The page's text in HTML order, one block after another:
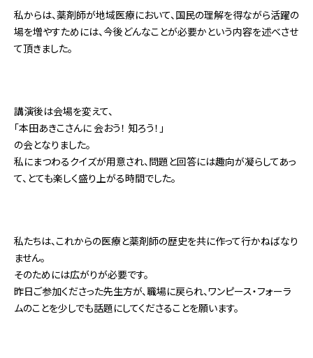
私からは、薬剤師が地域医療において、国民の理解を得ながら活躍の
場を増やすためには、今後どんなことが必要かという内容を述べさせ
て頂きました。
講演後は会場を変えて、
「本田あきこさんに 会おう！ 知ろう！」
の会となりました。
私にまつわるクイズが用意され、問題と回答には趣向が凝らしてあっ
て、とても楽しく盛り上がる時間でした。
私たちは、これからの医療と薬剤師の歴史を共に作って行かねばなり
ません。
そのためには広がりが必要です。
昨日ご参加くださった先生方が、職場に戻られ、ワンピース・フォーラ
ムのことを少しでも話題にしてくださることを願います。